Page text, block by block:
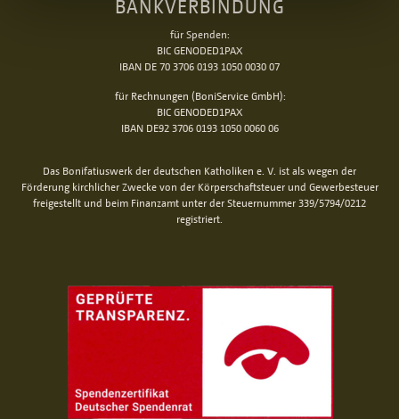
BANKVERBINDUNG
für Spenden:
BIC GENODED1PAX
IBAN DE 70 3706 0193 1050 0030 07
für Rechnungen (BoniService GmbH):
BIC GENODED1PAX
IBAN DE92 3706 0193 1050 0060 06
Das Bonifatiuswerk der deutschen Katholiken e. V. ist als wegen der
Förderung kirchlicher Zwecke von der Körperschaftsteuer und Gewerbesteuer
freigestellt und beim Finanzamt unter der Steuernummer 339/5794/0212
registriert.